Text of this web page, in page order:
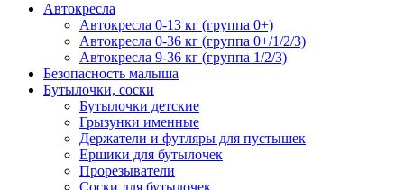
Автокресла
Автокресла 0-13 кг (группа 0+)
Автокресла 0-36 кг (группа 0+/1/2/3)
Автокресла 9-36 кг (группа 1/2/3)
Безопасность малыша
Бутылочки, соски
Бутылочки детские
Грызунки именные
Держатели и футляры для пустышек
Ершики для бутылочек
Прорезыватели